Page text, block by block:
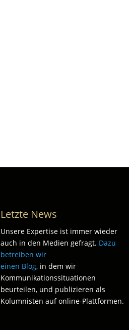
Letzte News
Unsere Expertise ist immer wieder
auch in den Medien gefragt. Dazu
betreiben wir
einen Blog, in dem wir
Kommunikationssituationen
beurteilen, und publizieren als
Kolumnisten auf online-Plattformen.